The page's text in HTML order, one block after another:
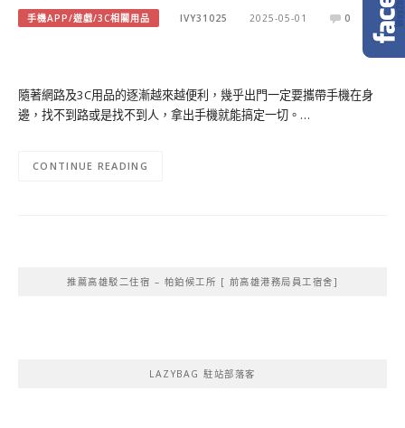
手機APP/遊戲/3C相關用品 IVY31025 2025-05-01 0
隨著網路及3C用品的逐漸越來越便利，幾乎出門一定要攜帶手機在身
邊，找不到路或是找不到人，拿出手機就能搞定一切。…
CONTINUE READING
推薦高雄駁二住宿 – 帕鉑候工所 [ 前高雄港務局員工宿舍]
LAZYBAG 駐站部落客